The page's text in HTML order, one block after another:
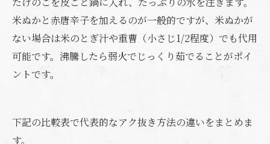
米ぬかと赤唐辛子を加えるのが一般的ですが、米ぬかが
ない場合は米のとぎ汁や重曹（小さじ1/2程度）でも代用
可能です。沸騰したら弱火でじっくり茹でることがポイ
ントです。
下記の比較表で代表的なアク抜き方法の違いをまとめま
す。